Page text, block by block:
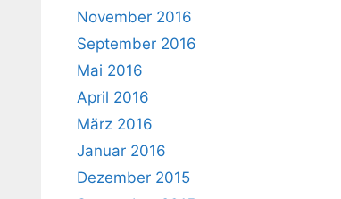
November 2016
September 2016
Mai 2016
April 2016
März 2016
Januar 2016
Dezember 2015